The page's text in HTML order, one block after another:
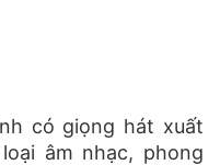
có giọng hát xuất
âm nhạc, phong